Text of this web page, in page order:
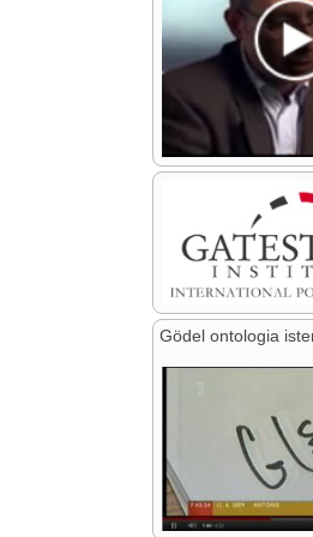
Gödel ontologia